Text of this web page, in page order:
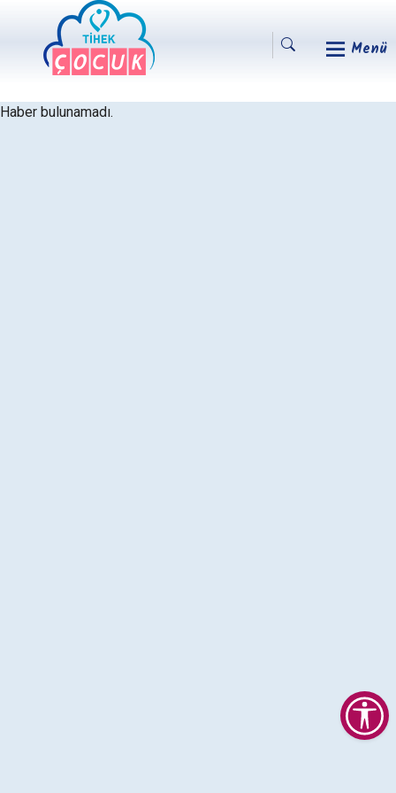
Menü
Haber bulunamadı.